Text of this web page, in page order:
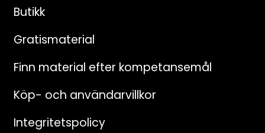
Butikk
Gratismaterial
Finn material efter kompetansemål
Köp- och användarvillkor
Integritetspolicy